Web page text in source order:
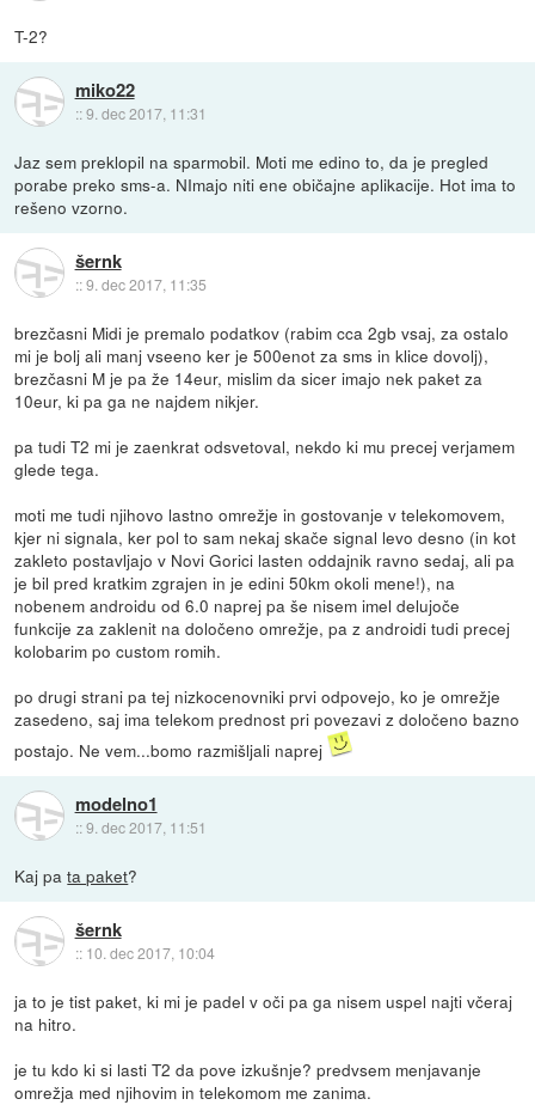
T-2?
miko22
::9. dec 2017, 11:31
Jaz sem preklopil na sparmobil. Moti me edino to, da je pregled
porabe preko sms-a. NImajo niti ene običajne aplikacije. Hot ima to
rešeno vzorno.
šernk
::9. dec 2017, 11:35
brezčasni Midi je premalo podatkov (rabim cca 2gb vsaj, za ostalo
mi je bolj ali manj vseeno ker je 500enot za sms in klice dovolj),
brezčasni M je pa že 14eur, mislim da sicer imajo nek paket za
10eur, ki pa ga ne najdem nikjer.
pa tudi T2 mi je zaenkrat odsvetoval, nekdo ki mu precej verjamem
glede tega.
moti me tudi njihovo lastno omrežje in gostovanje v telekomovem,
kjer ni signala, ker pol to sam nekaj skače signal levo desno (in kot
zakleto postavljajo v Novi Gorici lasten oddajnik ravno sedaj, ali pa
je bil pred kratkim zgrajen in je edini 50km okoli mene!), na
nobenem androidu od 6.0 naprej pa še nisem imel delujoče
funkcije za zaklenit na določeno omrežje, pa z androidi tudi precej
kolobarim po custom romih.
po drugi strani pa tej nizkocenovniki prvi odpovejo, ko je omrežje
zasedeno, saj ima telekom prednost pri povezavi z določeno bazno
postajo. Ne vem...bomo razmišljali naprej
modelno1
::9. dec 2017, 11:51
Kaj pata paket?
šernk
:: 10. dec 2017, 10:04
ja to je tist paket, ki mi je padel v oči pa ga nisem uspel najti včeraj
na hitro.
je tu kdo ki si lasti T2 da pove izkušnje? predvsem menjavanje
omrežja med njihovim in telekomom me zanima.